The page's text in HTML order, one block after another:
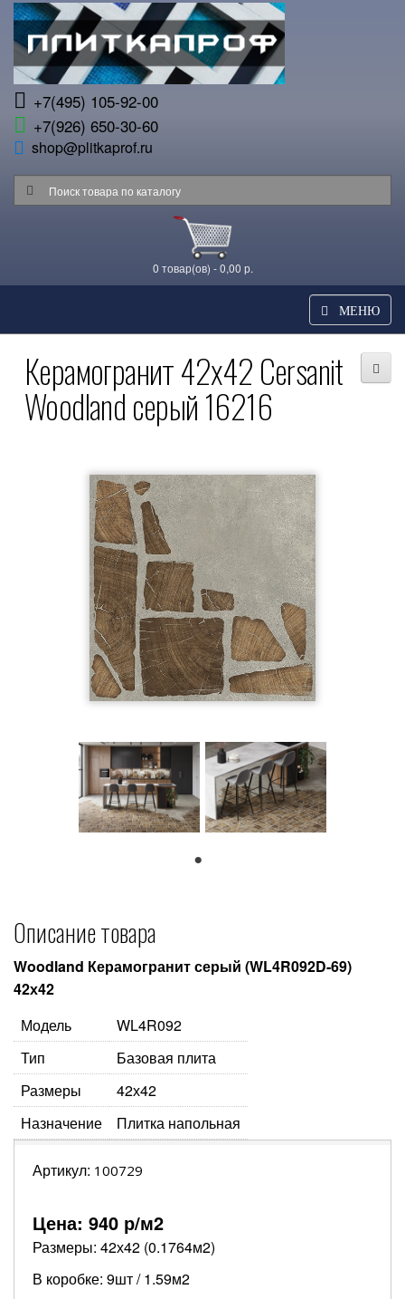
+7(495) 105-92-00
+7(926) 650-30-60
shop@plitkaprof.ru
0 товар(ов) - 0,00 р.
МЕНЮ
Керамогранит 42x42 Cersanit
Woodland серый 16216
Описание товара
Woodland Керамогранит серый (WL4R092D-69)
42х42
Модель
WL4R092
Тип
Базовая плита
Размеры
42х42
Назначение
Плитка напольная
Артикул: 100729
Цена: 940 р/м2
Размеры: 42х42 (0.1764м2)
В коробке: 9шт / 1.59м2